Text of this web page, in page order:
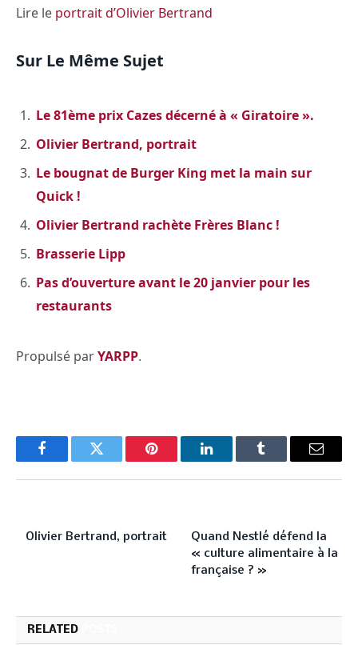
Lire le portrait d’Olivier Bertrand
Sur Le Même Sujet
Le 81ème prix Cazes décerné à « Giratoire ».
Olivier Bertrand, portrait
Le bougnat de Burger King met la main sur
Quick !
Olivier Bertrand rachète Frères Blanc !
Brasserie Lipp
Pas d’ouverture avant le 20 janvier pour les
restaurants
Propulsé parYARPP.
FacebookTwitter Pinterest LinkedInTumblr Email
Olivier Bertrand, portrait
Quand Nestlé défend la
« culture alimentaire à la
française ? »
RELATED